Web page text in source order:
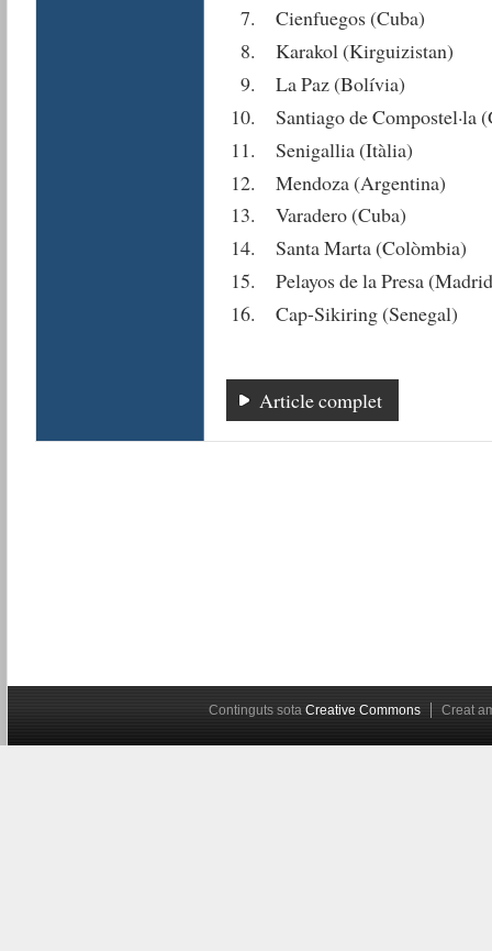
Cienfuegos (Cuba)
Karakol (Kirguizistan)
La Paz (Bolívia)
Santiago de Compostel·la
Senigallia (Itàlia)
Mendoza (Argentina)
Varadero (Cuba)
Santa Marta (Colòmbia)
Pelayos de la Presa
Cap-Sikiring (Senegal)
Article complet
Continguts sota Creative Commons Creat